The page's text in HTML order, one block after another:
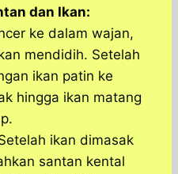
dan Ikan:
ke dalam wajan,
mendidih. Setelah
ikan patin ke
hingga ikan matang
ikan dimasak
santan kental